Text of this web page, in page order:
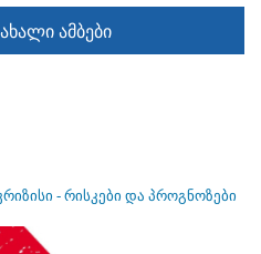
ამბები
- რისკები და პროგნოზები